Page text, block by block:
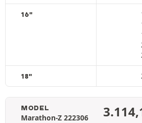
16"
18"
MODEL
Marathon-Z 222306